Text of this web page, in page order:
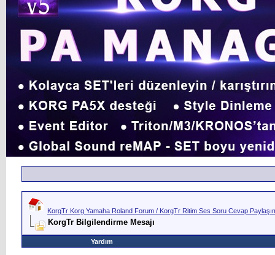
KorgTr Korg Yamaha Roland Forum / KorgTr Ritim Ses Soru Cevap
KorgTr Bilgilendirme Mesajı
Yardım